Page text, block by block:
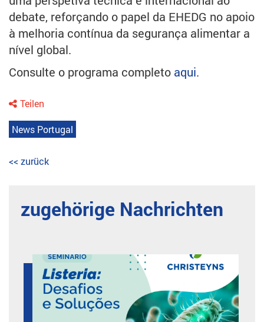
debate, reforçando o papel da EHEDG no apoio
à melhoria contínua da segurança alimentar a
nível global.
Consulte o programa completo aqui.
Teilen
News Portugal
<< zurück
zugehörige Nachrichten